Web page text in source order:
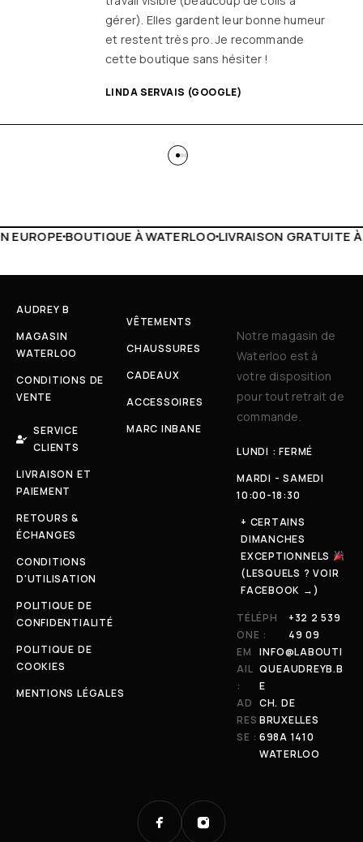
ou quasiment) J’adore y faire un tour et
on ne sort jamais (ou presque) sans rien
LIVRAISON GRATUITE À PARTIR DE 150€LIVE
AUDREY B
MAGASIN
WATERLOO
CONDITIONS DE
VENTE
SERVICE
CLIENTS
LIVRAISON ET
PAIEMENT
RETOURS &
ÉCHANGES
CONDITIONS
D'UTILISATION
POLITIQUE DE
CONFIDENTIALITÉ
POLITIQUE DE
COOKIES
MENTIONS LÉGALES
VÊTEMENTS
CHAUSSURES
CADEAUX
ACCESSOIRES
MARC INBANE
Notre magasin de
Waterloo est à
votre disposition
pour tout retrait de
commande.
LUNDI : FERMÉ
MARDI - SAMEDI
10:00-18:30
+ CERTAINS
DIMANCHES
EXCEPTIONNELS
(LESQUELS ? VOIR
FACEBOOK →)
TÉLÉPH
ONE :
+32 2 539
49 09
EM
AIL
:
INFO@LABOUTI
QUEAUDREYB.B
E
AD
RES
SE :
CH. DE
BRUXELLES
698A 1410
WATERLOO